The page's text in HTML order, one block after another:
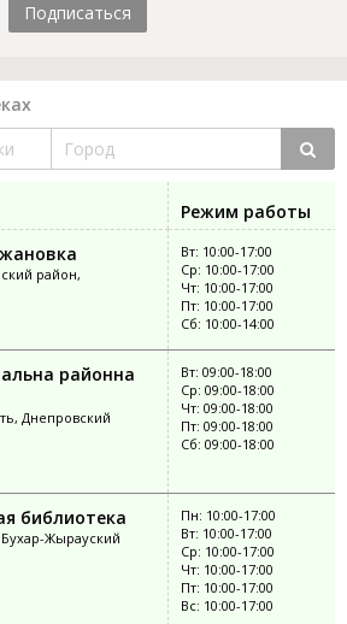
Подписаться
Режим работы
район,
Вт: 10:00-17:00
Ср: 10:00-17:00
Чт: 10:00-17:00
Пт: 10:00-17:00
Сб: 10:00-14:00
районна
Днепровский
Вт: 09:00-18:00
Ср: 09:00-18:00
Чт: 09:00-18:00
Пт: 09:00-18:00
Сб: 09:00-18:00
библиотека
Бухар-Жырауский
Пн: 10:00-17:00
Вт: 10:00-17:00
Ср: 10:00-17:00
Чт: 10:00-17:00
Пт: 10:00-17:00
Вс: 10:00-17:00